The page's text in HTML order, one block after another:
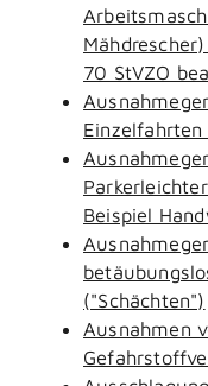
70 StVZO
Beispiel
("Schächten")
Ausnahmen